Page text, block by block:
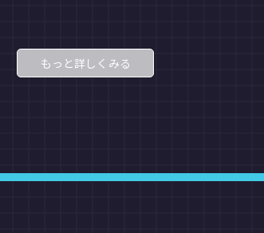
もっと詳しくみる